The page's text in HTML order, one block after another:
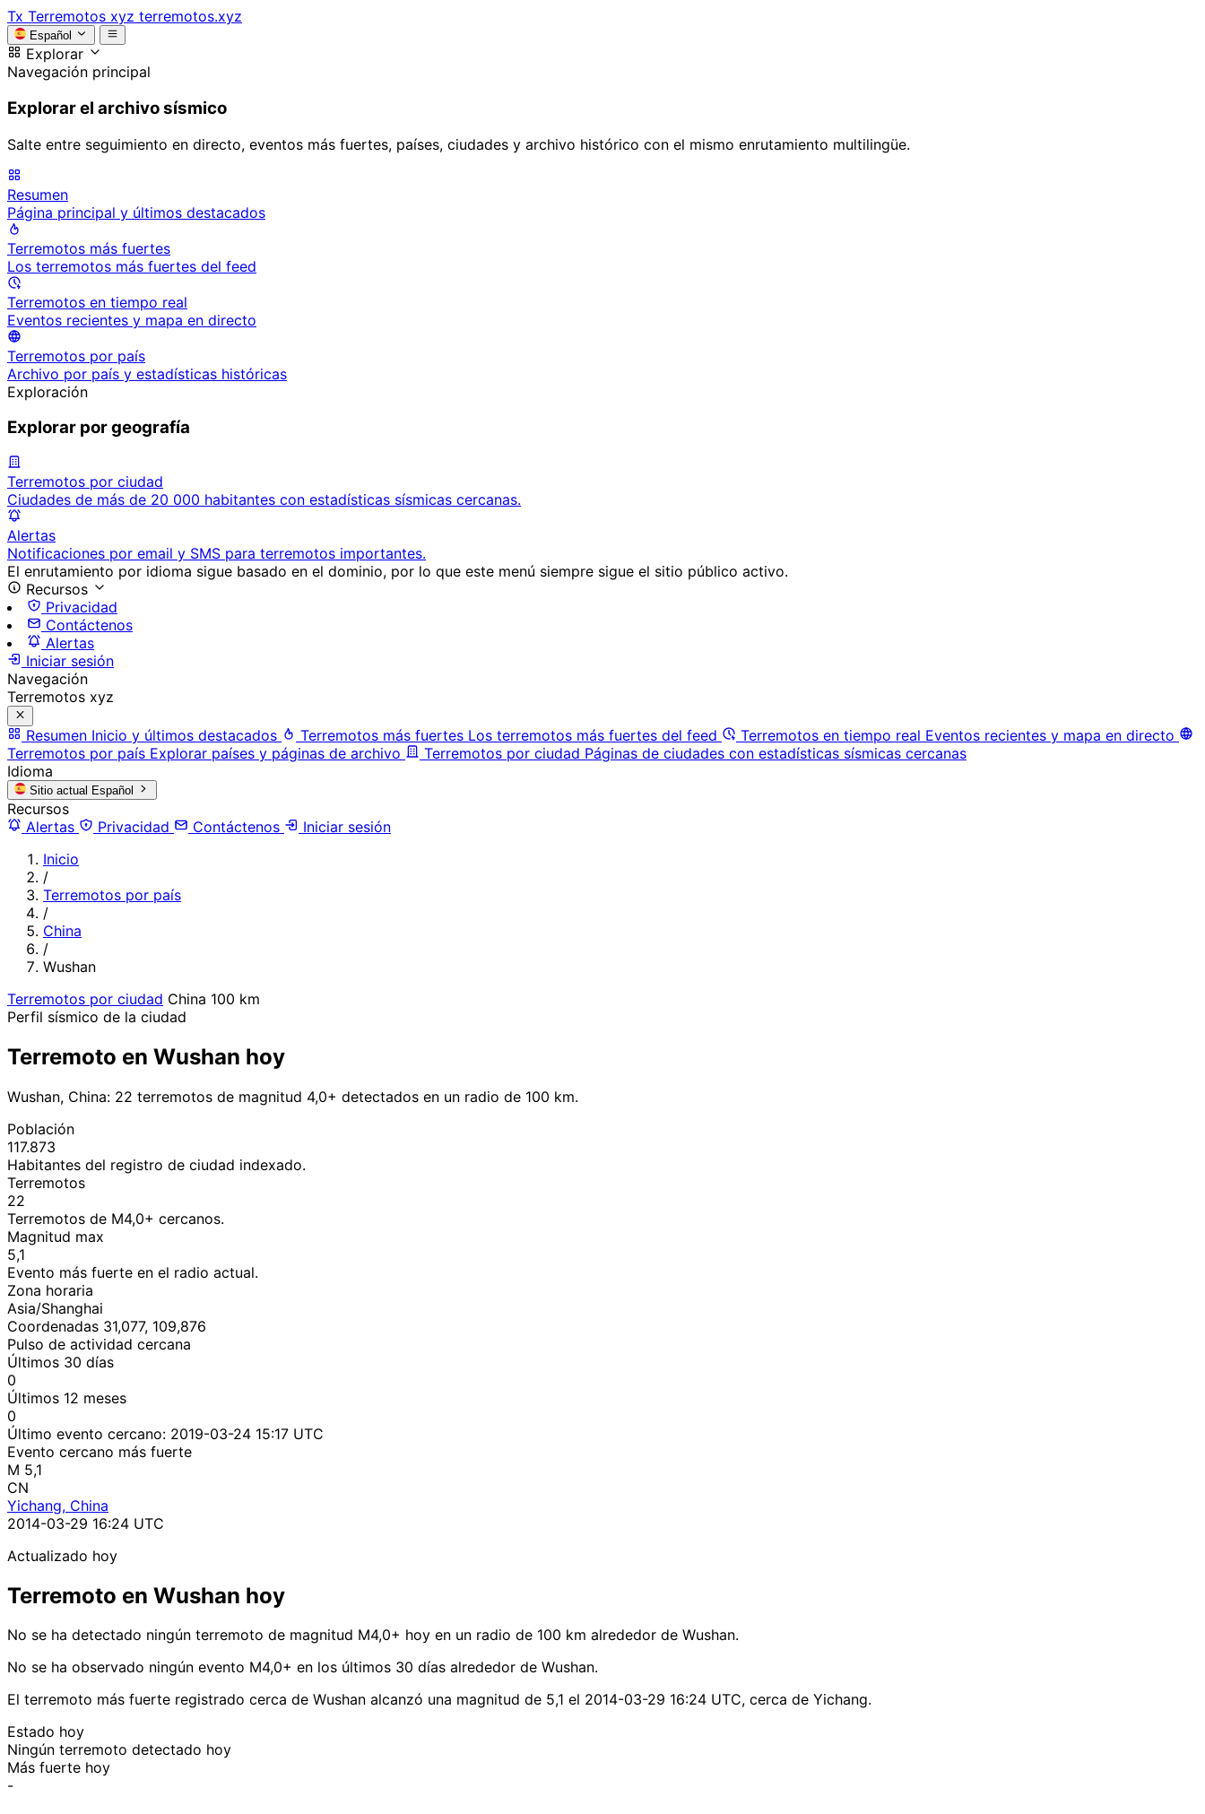
Tx Terremotos xyz terremotos.xyz
Español
Explorar
Navegación principal
Explorar el archivo sísmico
Salte entre seguimiento en directo, eventos más fuertes, países, ciudades y archivo histórico con el mismo enrutamiento multilingüe.
Resumen
Página principal y últimos destacados
Terremotos más fuertes
Los terremotos más fuertes del feed
Terremotos en tiempo real
Eventos recientes y mapa en directo
Terremotos por país
Archivo por país y estadísticas históricas
Exploración
Explorar por geografía
Terremotos por ciudad
Ciudades de más de 20 000 habitantes con estadísticas sísmicas cercanas.
Alertas
Notificaciones por email y SMS para terremotos importantes.
El enrutamiento por idioma sigue basado en el dominio, por lo que este menú siempre sigue el sitio público activo.
Recursos
Privacidad
Contáctenos
Alertas
Iniciar sesión
Navegación
Terremotos xyz
Resumen Inicio y últimos destacados Terremotos más fuertes Los terremotos más fuertes del feed Terremotos en tiempo real Eventos recientes y mapa en directo
Terremotos por país Explorar países y páginas de archivo Terremotos por ciudad Páginas de ciudades con estadísticas sísmicas cercanas
Idioma
Sitio actual Español
Recursos
Alertas
Privacidad Contáctenos
Iniciar sesión
Inicio
/
Terremotos por país
/
China
/
Wushan
Terremotos por ciudad China 100 km
Perfil sísmico de la ciudad
Terremoto en Wushan hoy
Wushan, China: 22 terremotos de magnitud 4,0+ detectados en un radio de 100 km.
Población
117.873
Habitantes del registro de ciudad indexado.
Terremotos
22
Terremotos de M4,0+ cercanos.
Magnitud max
5,1
Evento más fuerte en el radio actual.
Zona horaria
Asia/Shanghai
Coordenadas 31,077, 109,876
Pulso de actividad cercana
Últimos 30 días
0
Últimos 12 meses
0
Último evento cercano: 2019-03-24 15:17 UTC
Evento cercano más fuerte
M 5,1
CN
Yichang, China
2014-03-29 16:24 UTC
Actualizado hoy
Terremoto en Wushan hoy
No se ha detectado ningún terremoto de magnitud M4,0+ hoy en un radio de 100 km alrededor de Wushan.
No se ha observado ningún evento M4,0+ en los últimos 30 días alrededor de Wushan.
El terremoto más fuerte registrado cerca de Wushan alcanzó una magnitud de 5,1 el 2014-03-29 16:24 UTC, cerca de Yichang.
Estado hoy
Ningún terremoto detectado hoy
Más fuerte hoy
-